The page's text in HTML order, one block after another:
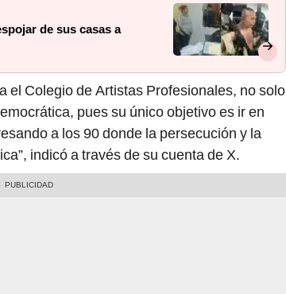
de sus casas a
el Colegio de Artistas Profesionales, no solo
pues su único objetivo es ir en
a los 90 donde la persecución y la
indicó a través de su cuenta de X.